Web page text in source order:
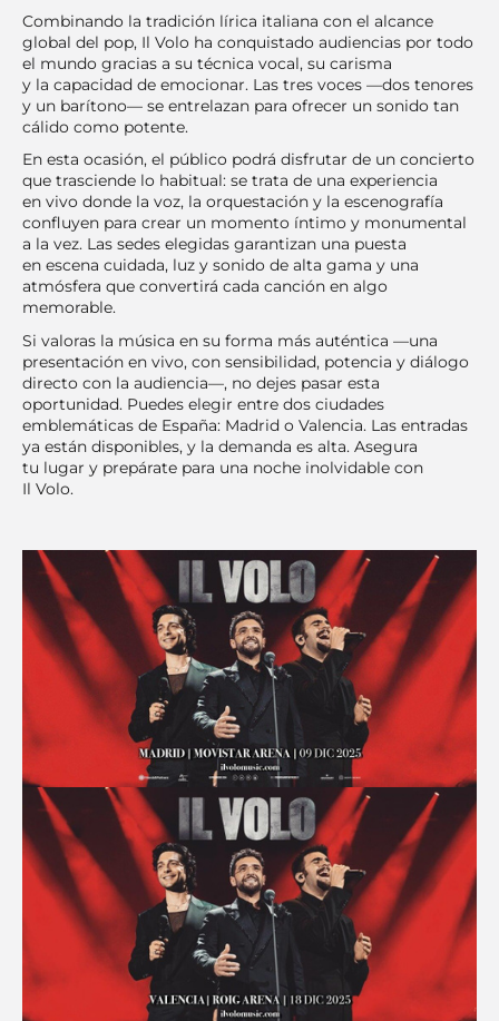
Combinando la tradición lírica italiana con el alcance
global del pop, Il Volo ha conquistado audiencias por todo
el mundo gracias a su técnica vocal, su carisma
y la capacidad de emocionar. Las tres voces —dos tenores
y un barítono— se entrelazan para ofrecer un sonido tan
cálido como potente.
En esta ocasión, el público podrá disfrutar de un concierto
que trasciende lo habitual: se trata de una experiencia
en vivo donde la voz, la orquestación y la escenografía
confluyen para crear un momento íntimo y monumental
a la vez. Las sedes elegidas garantizan una puesta
en escena cuidada, luz y sonido de alta gama y una
atmósfera que convertirá cada canción en algo
memorable.
Si valoras la música en su forma más auténtica —una
presentación en vivo, con sensibilidad, potencia y diálogo
directo con la audiencia—, no dejes pasar esta
oportunidad. Puedes elegir entre dos ciudades
emblemáticas de España: Madrid o Valencia. Las entradas
ya están disponibles, y la demanda es alta. Asegura
tu lugar y prepárate para una noche inolvidable con
Il Volo.